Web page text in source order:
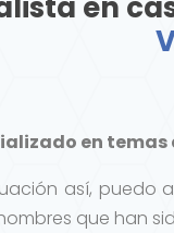
en
así, puedo
que han